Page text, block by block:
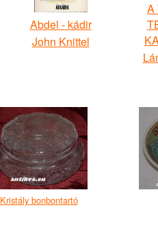
Abdel - kádir
John Knittel
A
Kristály bonbontartó